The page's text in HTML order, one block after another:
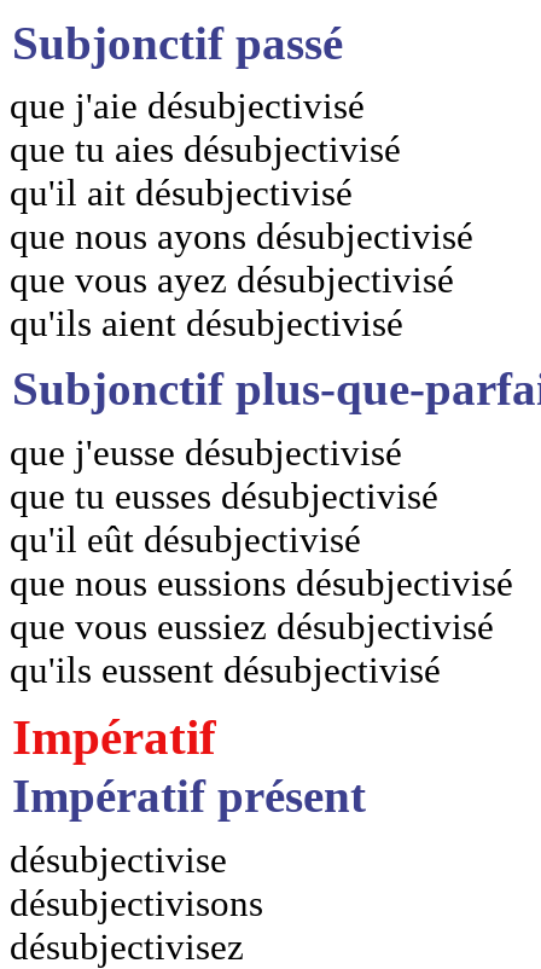
Subjonctif passé
que j'aie désubjectivisé
que tu aies désubjectivisé
qu'il ait désubjectivisé
que nous ayons désubjectivisé
que vous ayez désubjectivisé
qu'ils aient désubjectivisé
Subjonctif plus-que-
que j'eusse désubjectivisé
que tu eusses désubjectivisé
qu'il eût désubjectivisé
que nous eussions désubjectivisé
que vous eussiez désubjectivisé
qu'ils eussent désubjectivisé
Impératif
Impératif présent
désubjectivise
désubjectivisons
désubjectivisez